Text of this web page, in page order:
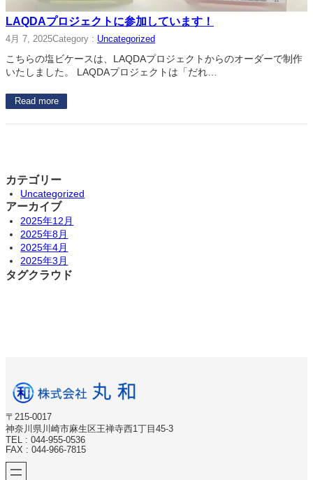
LAQDAプロジェクトに参加しています！
4月 7, 2025Category : Uncategorized
こちらの塩ビケースは、LAQDAプロジェクトからのオーダーで制作
いたしました。 LAQDAプロジェクトは「だれ…
Read more
カテゴリー
Uncategorized
アーカイブ
2025年12月
2025年8月
2025年4月
2025年3月
タグクラウド
〒215-0017
神奈川県川崎市麻生区王禅寺西1丁目45-3
TEL : 044-955-0536
FAX : 044-966-7815